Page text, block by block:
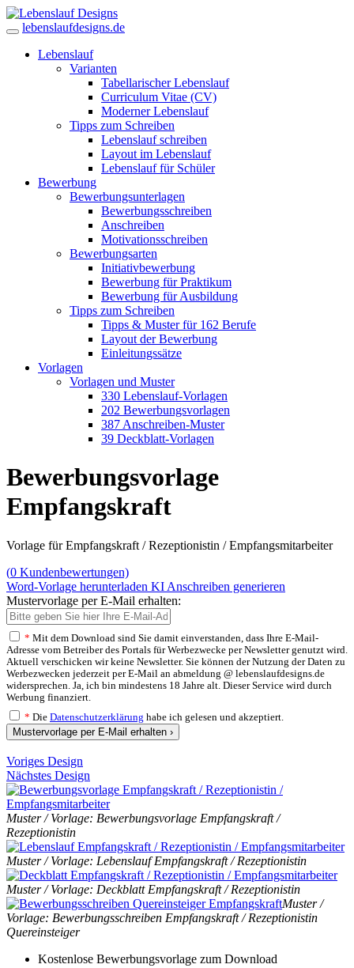
lebenslaufdesigns.de
Lebenslauf
Varianten
Tabellarischer Lebenslauf
Curriculum Vitae (CV)
Moderner Lebenslauf
Tipps zum Schreiben
Lebenslauf schreiben
Layout im Lebenslauf
Lebenslauf für Schüler
Bewerbung
Bewerbungsunterlagen
Bewerbungsschreiben
Anschreiben
Motivationsschreiben
Bewerbungsarten
Initiativbewerbung
Bewerbung für Praktikum
Bewerbung für Ausbildung
Tipps zum Schreiben
Tipps & Muster für 162 Berufe
Layout der Bewerbung
Einleitungssätze
Vorlagen
Vorlagen und Muster
330 Lebenslauf-Vorlagen
202 Bewerbungsvorlagen
387 Anschreiben-Muster
39 Deckblatt-Vorlagen
Bewerbungsvorlage
Empfangskraft
Vorlage für Empfangskraft / Rezeptionistin / Empfangsmitarbeiter
(0 Kundenbewertungen)
Word-Vorlage herunterladen KI Anschreiben generieren
Mustervorlage per E-Mail erhalten:
* Mit dem Download sind Sie damit einverstanden, dass Ihre E-Mail-
Adresse vom Betreiber des Portals für Werbezwecke per Newsletter genutzt wird.
Aktuell verschicken wir keine Newsletter. Sie können der Nutzung der Daten zu
Werbezwecken jederzeit per E-Mail an abmeldung @ lebenslaufdesigns.de
widersprechen. Ja, ich bin mindestens 18 Jahre alt. Dieser Service wird durch
Werbung finanziert.
* Die Datenschutzerklärung habe ich gelesen und akzeptiert.
Mustervorlage per E-Mail erhalten ›
Voriges Design
Nächstes Design
Muster / Vorlage: Bewerbungsvorlage Empfangskraft /
Rezeptionistin
Muster / Vorlage: Lebenslauf Empfangskraft / Rezeptionistin
Muster / Vorlage: Deckblatt Empfangskraft / Rezeptionistin
Muster /
Vorlage: Bewerbungsschreiben Empfangskraft / Rezeptionistin
Quereinsteiger
Kostenlose Bewerbungsvorlage zum Download